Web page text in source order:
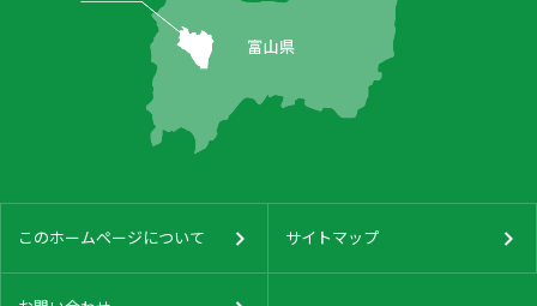
このホームページについて サイトマップ